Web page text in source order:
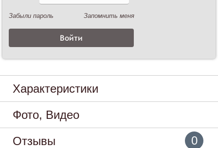
Описание
509.046.105А ПЯТА
Характеристики
Фото, Видео
Отзывы
0
Забыли пароль Запомнить меня